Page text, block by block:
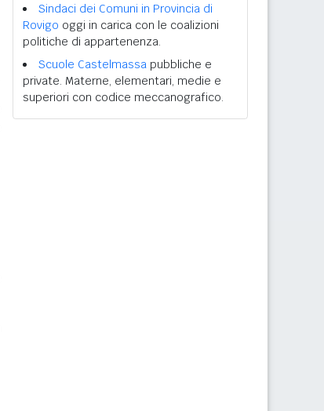
Sindaci dei Comuni in Provincia di
Rovigo oggi in carica con le coalizioni
politiche di appartenenza.
Scuole Castelmassa pubbliche e
private. Materne, elementari, medie e
superiori con codice meccanografico.